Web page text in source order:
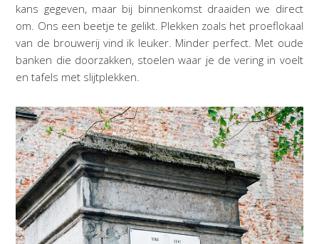
kans gegeven, maar bij binnenkomst draaiden we direct
om. Ons een beetje te gelikt. Plekken zoals het proeflokaal
van de brouwerij vind ik leuker. Minder perfect. Met oude
banken die doorzakken, stoelen waar je de vering in voelt
en tafels met slijtplekken.